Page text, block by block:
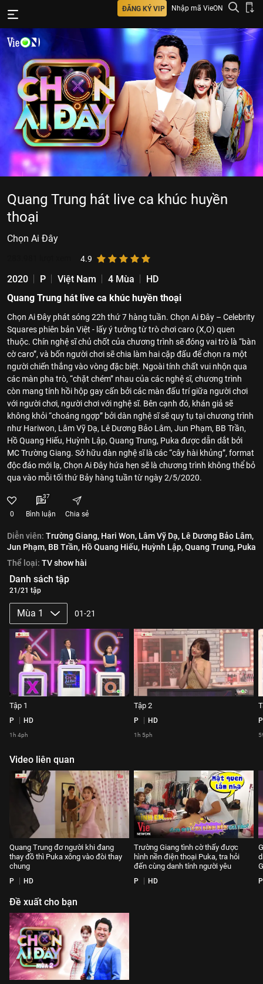
ĐĂNG KÝ VIP Nhập mã VieON
Quang Trung hát live ca khúc huyền
thoại
Chọn Ai Đây
4.9
2020 P Việt Nam 4 Mùa
HD
Quang Trung hát live ca khúc huyền thoại
Chọn Ai Đây phát sóng 22h thứ 7 hàng tuần. Chọn Ai Đây – Celebrity
Squares phiên bản Việt - lấy ý tưởng từ trò chơi caro (X,O) quen
thuộc. Chín nghệ sĩ chủ chốt của chương trình sẽ đóng vai trò là “bàn
cờ caro”, và bốn người chơi sẽ chia làm hai cặp đấu để chọn ra một
người chiến thắng vào vòng đặc biệt. Ngoài tính chất vui nhộn qua
các màn pha trò, “chặt chém” nhau của các nghệ sĩ, chương trình
còn mang tính hồi hộp gay cấn bởi các màn đấu trí giữa người chơi
với người chơi, người chơi với nghệ sĩ. Bên cạnh đó, khán giả sẽ
không khỏi “choáng ngợp” bởi dàn nghệ sĩ sẽ quy tụ tại chương trình
như Hariwon, Lâm Vỹ Dạ, Lê Dương Bảo Lâm, Jun Phạm, BB Trần,
Hồ Quang Hiếu, Huỳnh Lập, Quang Trung, Puka được dẫn dắt bởi
MC Trường Giang. Sở hữu dàn nghệ sĩ là các “cây hài khủng”, format
độc đáo mới lạ, Chọn Ai Đây hứa hẹn sẽ là chương trình không thể bỏ
qua vào mỗi tối thứ Bảy hàng tuần từ ngày 2/5/2020.
0
37
Bình luận Chia sẻ
Diễn viên: Trường Giang, Hari Won, Lâm Vỹ Dạ, Lê Dương Bảo Lâm,
Jun Phạm, BB Trần, Hồ Quang Hiếu, Huỳnh Lập,Quang Trung, Puka
Thể loại: TV show hài
Danh sách tập
21/21 tập
Mùa 1 01-21
Tập 1
P HD
1h 4ph
Tập 2
P HD
1h 5ph
P
Video liên quan
Quang Trung đơ người khi đang
thay đồ thì Puka xông vào đòi thay
chung
P HD
Trường Giang tình cờ thấy được
hình nền điện thoại Puka, tra hỏi
đến cùng danh tính người yêu
P HD P
Đề xuất cho bạn